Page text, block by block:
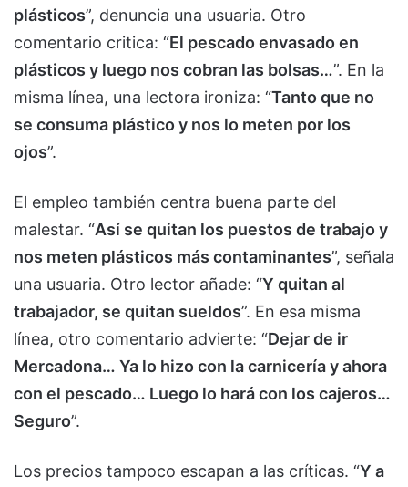
plásticos”, denuncia una usuaria. Otro
comentario critica: “El pescado envasado en
plásticos y luego nos cobran las bolsas…”. En la
misma línea, una lectora ironiza: “Tanto que no
se consuma plástico y nos lo meten por los
ojos”.
El empleo también centra buena parte del
malestar. “Así se quitan los puestos de trabajo y
nos meten plásticos más contaminantes”, señala
una usuaria. Otro lector añade: “Y quitan al
trabajador, se quitan sueldos”. En esa misma
línea, otro comentario advierte: “Dejar de ir
Mercadona… Ya lo hizo con la carnicería y ahora
con el pescado… Luego lo hará con los cajeros…
Seguro”.
Los precios tampoco escapan a las críticas. “Y a